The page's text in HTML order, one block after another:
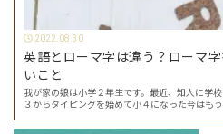
2022.08.30
英語とローマ字は違う？ローマ
いこと
我が家の娘は小学２年生です。最近、知人に学
３からタイピングを始めて小４になった今はも
で…